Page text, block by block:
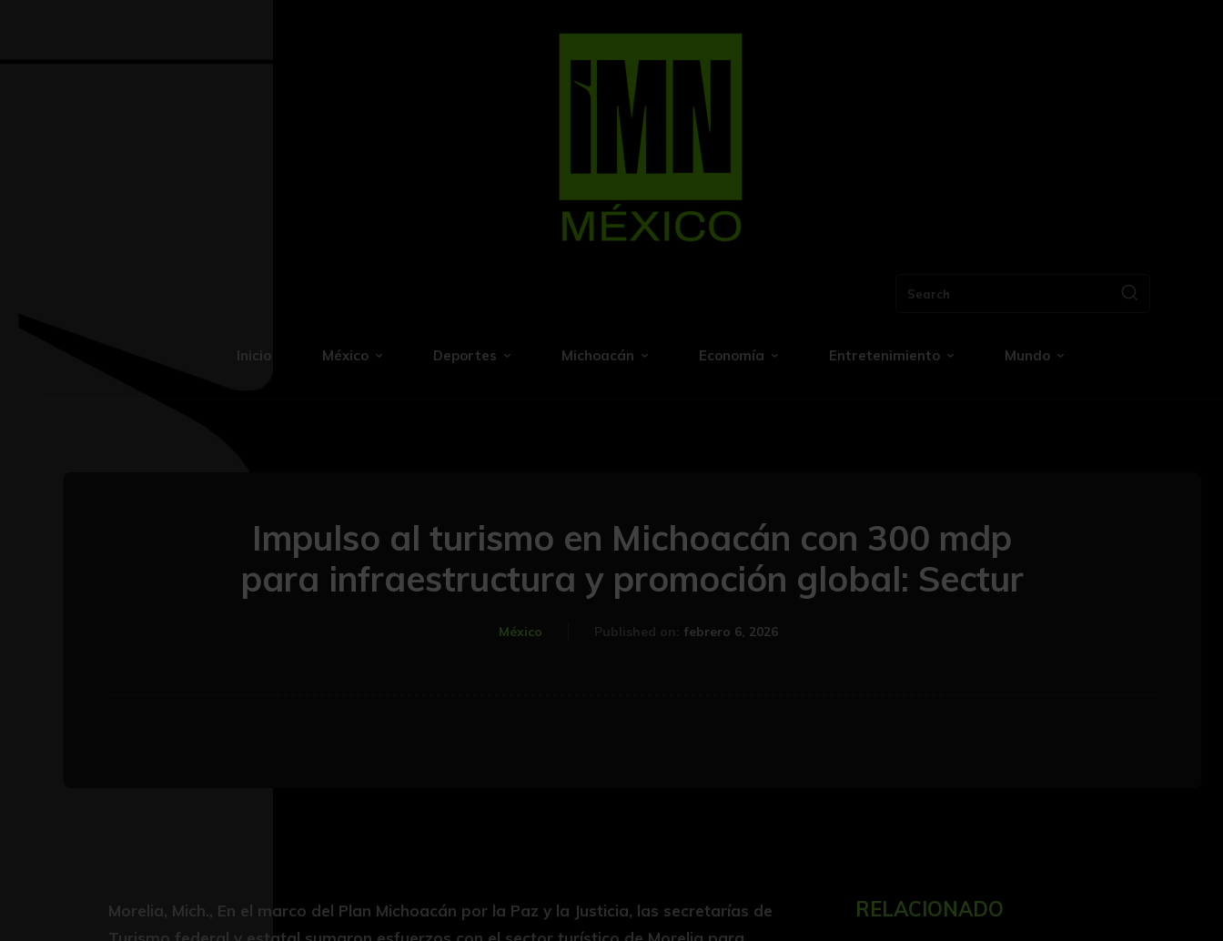
Search
Inicio México Deportes Michoacán Economía Entretenimiento Mundo
Impulso al turismo en Michoacán con 300 mdp
para infraestructura y promoción global: Sectur
México Published on: febrero 6, 2026
Morelia, Mich., En el marco del Plan Michoacán por la Paz y la Justicia, las secretarías de
RELACIONADO